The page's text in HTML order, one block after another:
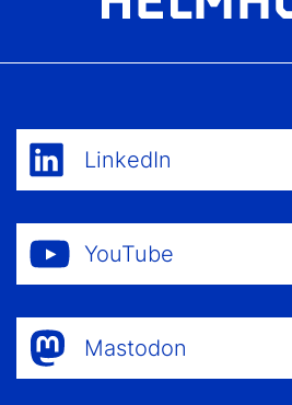
LinkedIn
YouTube
Mastodon